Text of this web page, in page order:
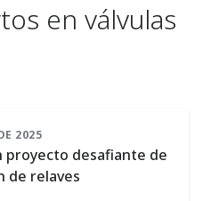
en válvulas
2025
proyecto desafiante de
de relaves